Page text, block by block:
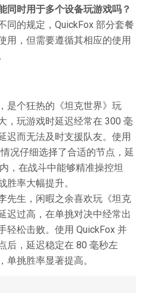
同时用于多个设备玩游戏吗？
同的规定，QuickFox 部分套餐
用，但需要遵循其相应的使用
是个狂热的《坦克世界》玩
，玩游戏时延迟经常在 300 毫
迟而无法及时支援队友。使用
况仔细选择了合适的节点，延
，在战斗中能够精准操控坦
胜率大幅提升。
先生，闲暇之余喜欢玩《坦克
迟过高，在单挑对决中经常出
轻松击败。使用 QuickFox 并
后，延迟稳定在 80 毫秒左
单挑胜率显著提高。